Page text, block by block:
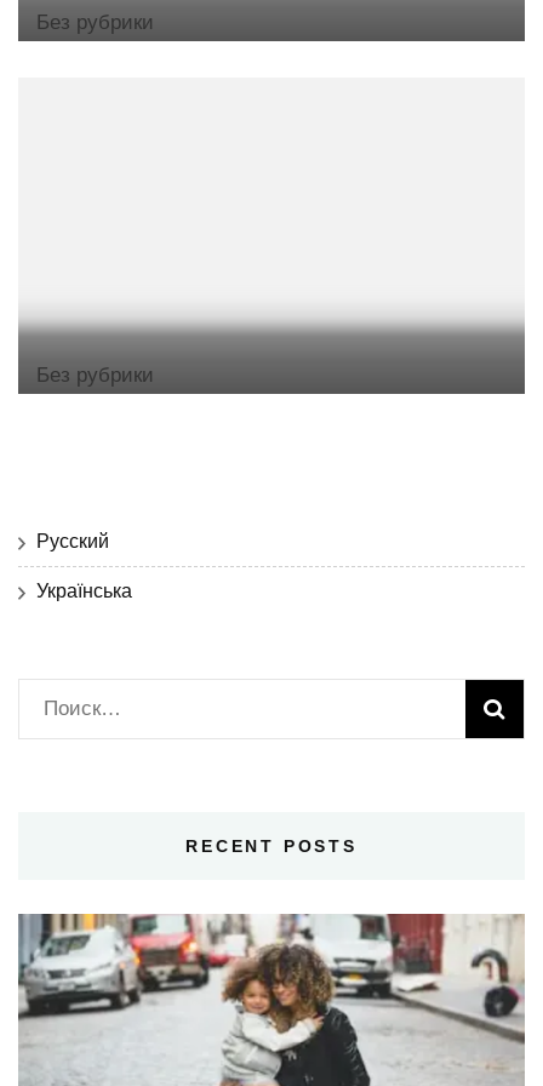
Без рубрики
Без рубрики
Русский
Українська
Найти:
RECENT POSTS